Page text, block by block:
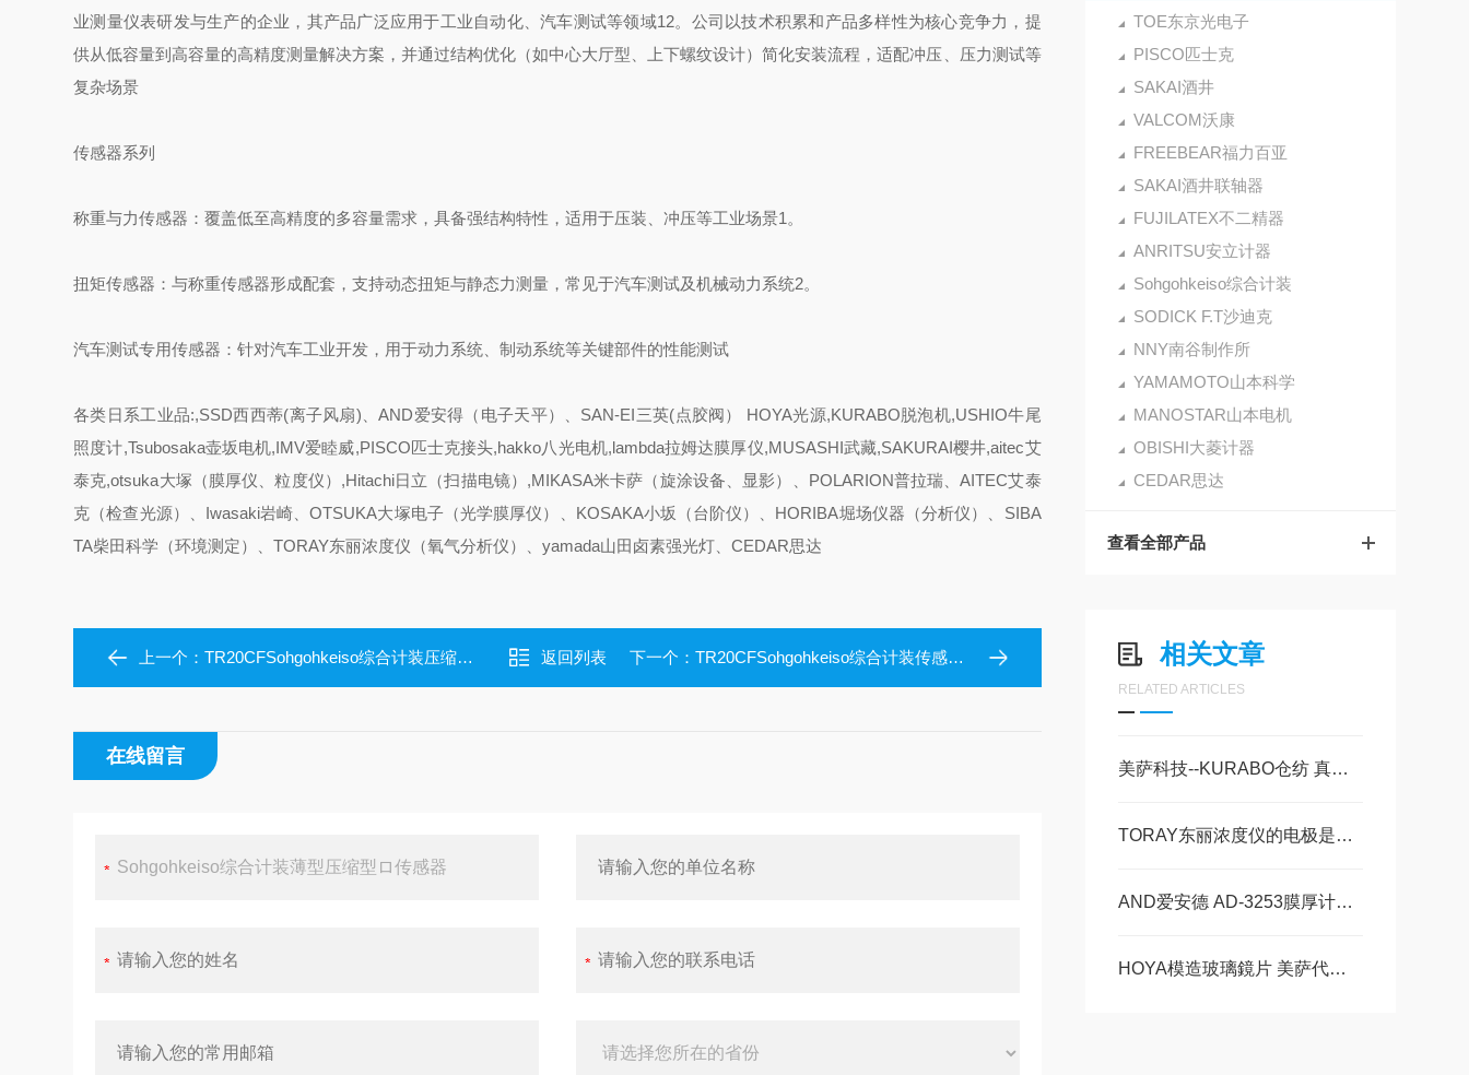
TOE东京光电子
PISCO匹士克
SAKAI酒井
VALCOM沃康
FREEBEAR福力百亚
SAKAI酒井联轴器
FUJILATEX不二精器
ANRITSU安立计器
Sohgohkeiso综合计装
SODICK F.T沙迪克
NNY南谷制作所
YAMAMOTO山本科学
MANOSTAR山本电机
OBISHI大菱计器
CEDAR思达
查看全部产品
相关文章
RELATED ARTICLES
美萨科技--KURABO仓纺 真空搅拌脱泡机 KK-V1000W
TORAY东丽浓度仪的电极是其核心部件
AND爱安德 AD-3253膜厚计数量5台现货 美萨全系列代理
HOYA模造玻璃鏡片 美萨代理系列
业测量仪表研发与生产的企业，其产品广泛应用于工业自动化、汽车测试等领域12。公司以技术积累和产品多样性为核心竞争力，提
供从低容量到高容量的高精度测量解决方案，并通过结构优化（如中心大厅型、上下螺纹设计）简化安装流程，适配冲压、压力测试等
复杂场景
传感器系列
称重与力传感器：覆盖低至高精度的多容量需求，具备强结构特性，适用于压装、冲压等工业场景1。
扭矩传感器：与称重传感器形成配套，支持动态扭矩与静态力测量，常见于汽车测试及机械动力系统2。
汽车测试专用传感器：针对汽车工业开发，用于动力系统、制动系统等关键部件的性能测试
各类日系工业品:,SSD西西蒂(离子风扇)、AND爱安得（电子天平）、SAN-EI三英(点胶阀） HOYA光源,KURABO脱泡机,USHIO牛尾
照度计,Tsubosaka壶坂电机,IMV爱睦威,PISCO匹士克接头,hakko八光电机,lambda拉姆达膜厚仪,MUSASHI武藏,SAKURAI樱井,aitec艾
泰克,otsuka大塚（膜厚仪、粒度仪）,Hitachi日立（扫描电镜）,MIKASA米卡萨（旋涂设备、显影）、POLARION普拉瑞、AITEC艾泰
克（检查光源）、Iwasaki岩崎、OTSUKA大塚电子（光学膜厚仪）、KOSAKA小坂（台阶仪）、HORIBA堀场仪器（分析仪）、SIBA
TA柴田科学（环境测定）、TORAY东丽浓度仪（氧气分析仪）、yamada山田卤素强光灯、CEDAR思达
上一个：TR20CFSohgohkeiso综合计装压缩型ロ传感器 返回列表 下一个： TR20CFSohgohkeiso综合计装传感器性能高
在线留言